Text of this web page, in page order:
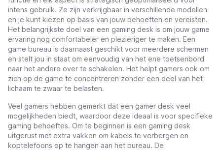
intens gebruik. Ze zijn verkrijgbaar in verschillende modellen
en je kunt kiezen op basis van jouw behoeften en vereisten.
Het belangrijkste doel van een gaming desk is om jouw game
ervaring nog comfortabeler en plezieriger te maken. Een
game bureau is daarnaast geschikt voor meerdere schermen
en stelt jou in staat om eenvoudig van het ene toetsenbord
naar het andere over te schakelen. Het helpt gamers ook om
zich op de game te concentreren zonder een deel van het
lichaam te zwaar te belasten.
Veel gamers hebben gemerkt dat een gamer desk veel
mogelijkheden biedt, waardoor deze ideaal is voor specifieke
gaming behoeftes. Om te beginnen is een gaming desk
uitgerust met extra vakken om kabels te verbergen en
koptelefoons op te hangen aan het bureau. De